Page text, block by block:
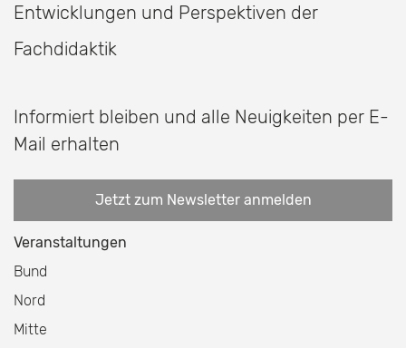
Entwicklungen und Perspektiven der
Fachdidaktik
Informiert bleiben und alle Neuigkeiten per E-
Mail erhalten
Jetzt zum Newsletter anmelden
Veranstaltungen
Bund
Nord
Mitte